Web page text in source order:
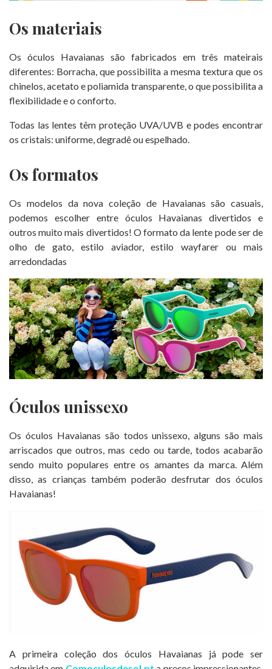
Os materiais
Os óculos Havaianas são fabricados em três mateirais
diferentes: Borracha, que possibilita a mesma textura que os
chinelos, acetato e poliamida transparente, o que possibilita a
flexibilidade e o conforto.
Todas las lentes têm proteção UVA/UVB e podes encontrar
os cristais: uniforme, degradê ou espelhado.
Os formatos
Os modelos da nova coleção de Havaianas são casuais,
podemos escolher entre óculos Havaianas divertidos e
outros muito mais divertidos! O formato da lente pode ser de
olho de gato, estilo aviador, estilo wayfarer ou mais
arredondadas
Óculos unissexo
Os óculos Havaianas são todos unissexo, alguns são mais
arriscados que outros, mas cedo ou tarde, todos acabarão
sendo muito populares entre os amantes da marca. Além
disso, as crianças também poderão desfrutar dos óculos
Havaianas!
A primeira coleção dos óculos Havaianas já pode ser